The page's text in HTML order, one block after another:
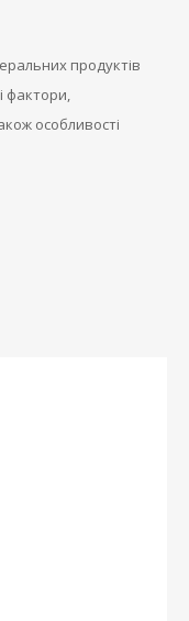
продуктів
фактори,
особливості